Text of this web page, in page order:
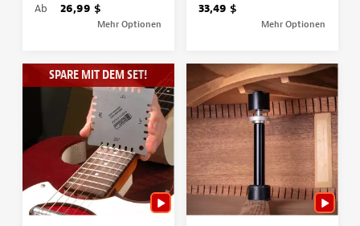
Ab 26,99 $
Mehr Optionen
33,49 $
Mehr Optionen
SPARE MIT DEM SET!